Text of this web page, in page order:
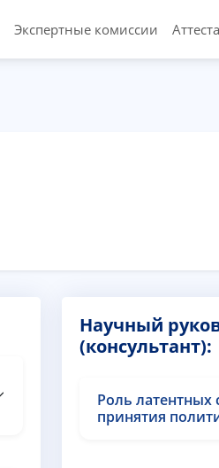
Экспертные комиссии
Научный
(консультант):
Роль латентных
принятия